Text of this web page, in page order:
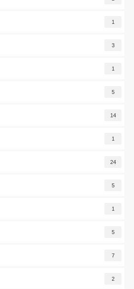
1
3
1
5
14
1
24
5
1
5
7
2